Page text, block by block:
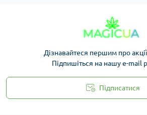
Дізнавайтеся першим про
Підпишіться на нашу e-mail
Підписатися